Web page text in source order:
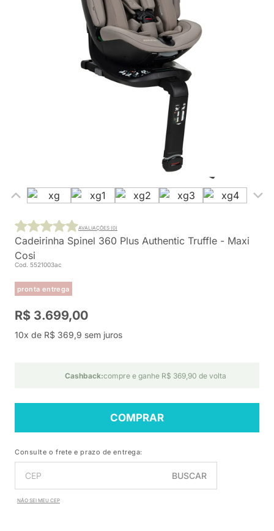
Cadeirinha Spinel 360 Plus Authentic Truffle - Maxi
Cosi
Cod. 5521003ac
pronta entrega
AVALIAÇÕES (0)
R$ 3.699,00
10x de R$ 369,9 sem juros
Cashback:compre e ganhe R$ 369,90 de volta
COMPRAR
Consulte o frete e prazo de entrega:
BUSCAR
NÃO SEI MEU CEP